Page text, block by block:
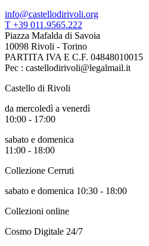
info@castellodirivoli.org
T +39 011.9565.222
Piazza Mafalda di Savoia
10098 Rivoli - Torino
PARTITA IVA E C.F. 04848010015
Pec : castellodirivoli@legalmail.it
Castello di Rivoli
da mercoledì a venerdì
10:00 - 17:00
sabato e domenica
11:00 - 18:00
Collezione Cerruti
sabato e domenica 10:30 - 18:00
Collezioni online
Cosmo Digitale 24/7